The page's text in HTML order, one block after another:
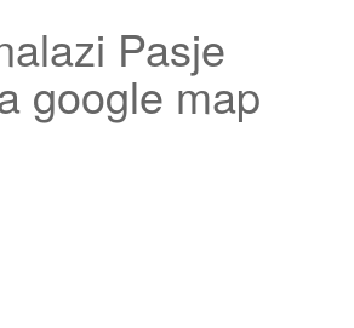
Pasje
google map